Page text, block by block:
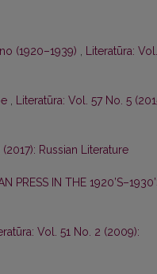
(1920–1939) , Literatūra: Vol.
, Literatūra: Vol. 57 No. 5
Russian Literature
PRESS IN THE
Vol. 51 No. 2 (2009):